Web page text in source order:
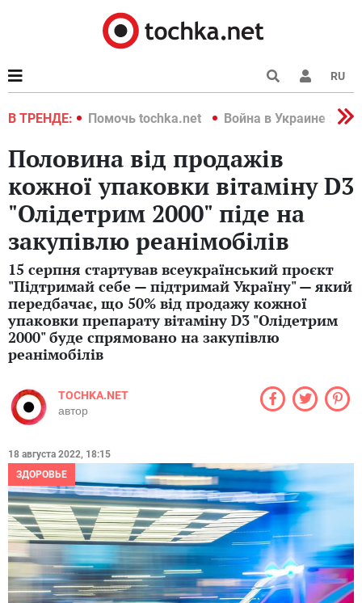
RU
В ТРЕНДЕ:
2022 Помочь tochka.net Война в Украине 2022
Половина від продажів
кожної упаковки вітаміну D3
"Олідетрим 2000" піде на
закупівлю реанімобілів
15 серпня стартував всеукраїнський проєкт
"Підтримай себе — підтримай Україну" — який
передбачає, що 50% від продажу кожної
упаковки препарату вітаміну D3 "Олідетрим
2000" буде спрямовано на закупівлю
реанімобілів
TOCHKA.NET
автор
18 августа 2022, 18:15
ЗДОРОВЬЕ